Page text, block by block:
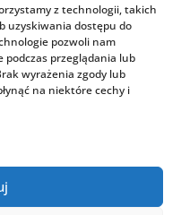
z technologii, takich
uzyskiwania dostępu do
pozwoli nam
przeglądania lub
wyrażenia zgody lub
na niektóre cechy i
karą pozbawienia
8 lat . W wypadku
gdy czyn
szkodliwością,
rozporządził
2. Natomiast, gdy
oszustwa
wartości (tj. mienia